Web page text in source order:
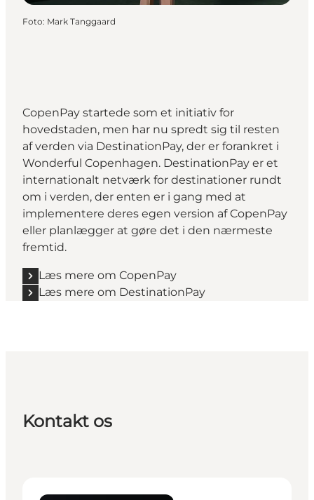
Foto: Mark Tanggaard
CopenPay startede som et initiativ for
hovedstaden, men har nu spredt sig til resten
af verden via DestinationPay, der er forankret i
Wonderful Copenhagen. DestinationPay er et
internationalt netværk for destinationer rundt
om i verden, der enten er i gang med at
implementere deres egen version af CopenPay
eller planlægger at gøre det i den nærmeste
fremtid.
Læs mere om CopenPay
Læs mere om DestinationPay
Kontakt os